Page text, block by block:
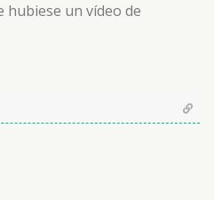
hubiese un vídeo de